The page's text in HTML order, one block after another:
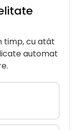
timp, cu atât
automat